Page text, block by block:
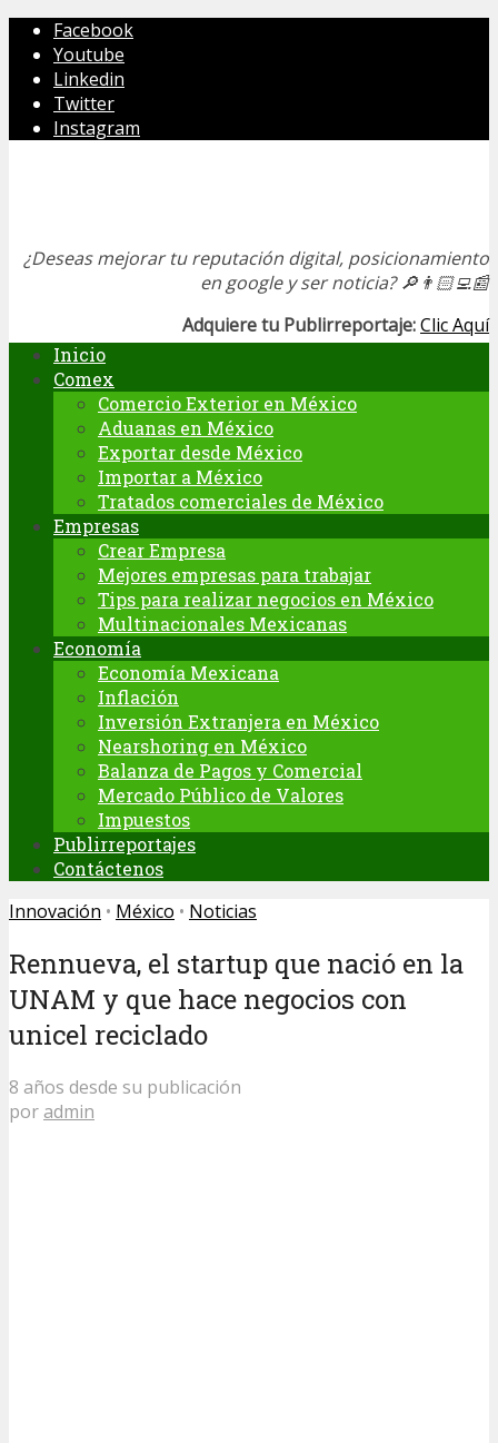
Facebook
Youtube
Linkedin
Twitter
Instagram
¿Deseas mejorar tu reputación digital, posicionamiento
en google y ser noticia?🔎👨🏻‍💻📰
Adquiere tu Publirreportaje:Clic Aquí
Inicio
Comex
Comercio Exterior en México
Aduanas en México
Exportar desde México
Importar a México
Tratados comerciales de México
Empresas
Crear Empresa
Mejores empresas para trabajar
Tips para realizar negocios en México
Multinacionales Mexicanas
Economía
Economía Mexicana
Inflación
Inversión Extranjera en México
Nearshoring en México
Balanza de Pagos y Comercial
Mercado Público de Valores
Impuestos
Publirreportajes
Contáctenos
Innovación • México • Noticias
Rennueva, el startup que nació en la
UNAM y que hace negocios con
unicel reciclado
8 años desde su publicación
poradmin